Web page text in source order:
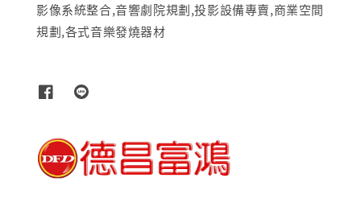
影像系統整合,音響劇院規劃,投影設備專賣,商業空間
規劃,各式音樂發燒器材